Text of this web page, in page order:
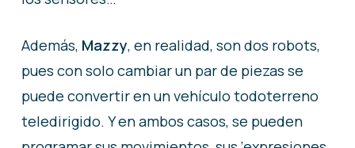
Además, Mazzy, en realidad, son dos robots,
pues con solo cambiar un par de piezas se
puede convertir en un vehículo todoterreno
teledirigido. Y en ambos casos, se pueden